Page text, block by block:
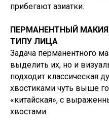
прибегают азиатки.
ПЕРМАНЕНТНЫЙ
ТИПУ ЛИЦА
Задача перманентного
выделить их, но и
подходит классическая
хвостиками чуть выше
«китайская», с
хвостами.